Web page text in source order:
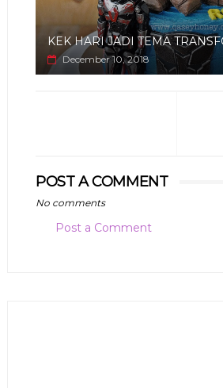
KEK HARI JADI TEMA
December 10, 2018
POST A COMMENT
No comments
Post a Comment